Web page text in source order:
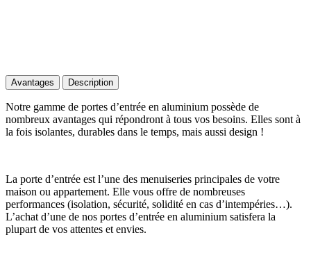
Avantages Description
Notre gamme de portes d’entrée en aluminium possède de
nombreux avantages qui répondront à tous vos besoins. Elles sont à
la fois isolantes, durables dans le temps, mais aussi design !
La porte d’entrée est l’une des menuiseries principales de votre
maison ou appartement. Elle vous offre de nombreuses
performances (isolation, sécurité, solidité en cas d’intempéries…).
L’achat d’une de nos portes d’entrée en aluminium satisfera la
plupart de vos attentes et envies.